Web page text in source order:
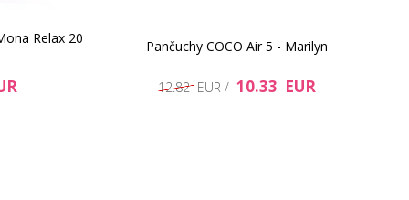
Relax 20
Pančuchy COCO Air 5 - Marilyn
12.82 EUR / 10.33 EUR